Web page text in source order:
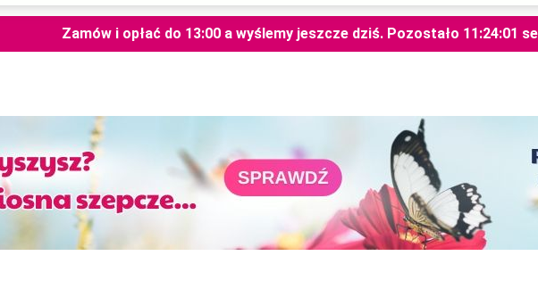
Zamów i opłać do 13:00 a wyślemy jeszcze dziś. Pozostało 11:23:59